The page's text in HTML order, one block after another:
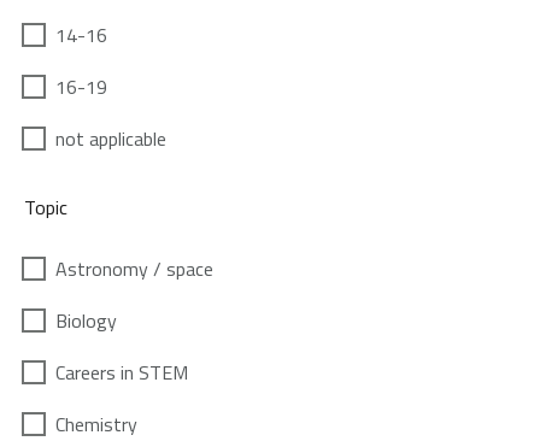
14-16
16-19
not applicable
Topic
Astronomy / space
Biology
Careers in STEM
Chemistry